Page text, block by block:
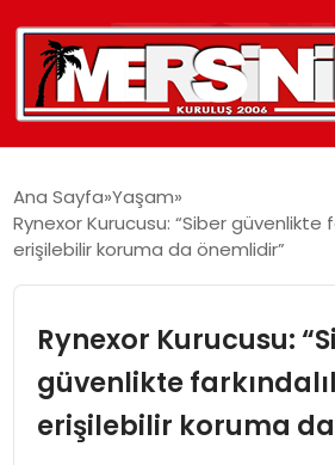
YAŞAM
SAĞLIK
EĞITIM
Ana Sayfa Yaşam
Rynexor Kurucusu: “Siber güvenlikte
erişilebilir koruma da önemlidir”
Rynexor Kurucusu:
güvenlikte
erişilebilir koruma